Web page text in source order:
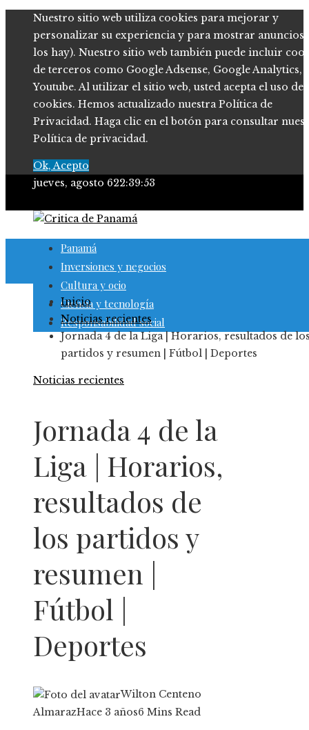
Nuestro sitio web utiliza cookies para mejorar y
personalizar su experiencia y para mostrar anuncios
los hay). Nuestro sitio web también puede incluir
de terceros como Google Adsense, Google Analytics,
Youtube. Al utilizar el sitio web, usted acepta el uso de
cookies. Hemos actualizado nuestra Política de
Privacidad. Haga clic en el botón para consultar
Política de privacidad.
Ok, Acepto
jueves, agosto 622:39:55
Panamá
Inversiones y negocios
Cultura y ocio
Ciencia y tecnología
Responsabilidad social
Inicio
Noticias recientes
Jornada 4 de la Liga | Horarios, resultados de
partidos y resumen | Fútbol | Deportes
Noticias recientes
Jornada 4 de la
Liga | Horarios,
resultados de
los partidos y
resumen |
Fútbol |
Deportes
Wilton Centeno
AlmarazHace 3 años6 Mins Read